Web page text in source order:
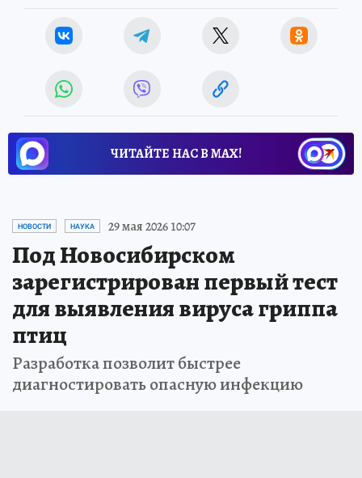
ЧИТАЙТЕ НАС В МАХ!
НОВОСТИ НАУКА 29 мая 2026 10:07
Под Новосибирском
зарегистрирован первый тест
для выявления вируса гриппа
птиц
Разработка позволит быстрее
диагностировать опасную инфекцию